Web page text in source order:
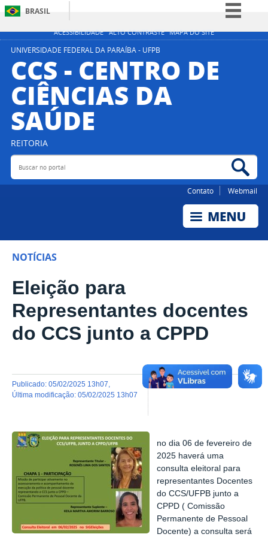
ACESSIBILIDADE ALTO CONTRASTE MAPA DO SITE
BRASIL
Simplifique!
Participe
Acesso à informação
Legislação
UNIVERSIDADE FEDERAL DA PARAÍBA - UFPB
CCS - CENTRO DE
CIÊNCIAS DA
SAÚDE
REITORIA
Buscar no portal
Contato Webmail
NOTÍCIAS
Eleição para
Representantes docentes
do CCS junto a CPPD
publicado: 05/02/2025 13h07
última modificação: 05/02/2025 13h07
no dia 06 de fevereiro de
2025 haverá uma
consulta eleitoral para
representantes Docentes
do CCS/UFPB junto a
CPPD ( Comissão
Permanente de Pessoal
Docente) a consulta será